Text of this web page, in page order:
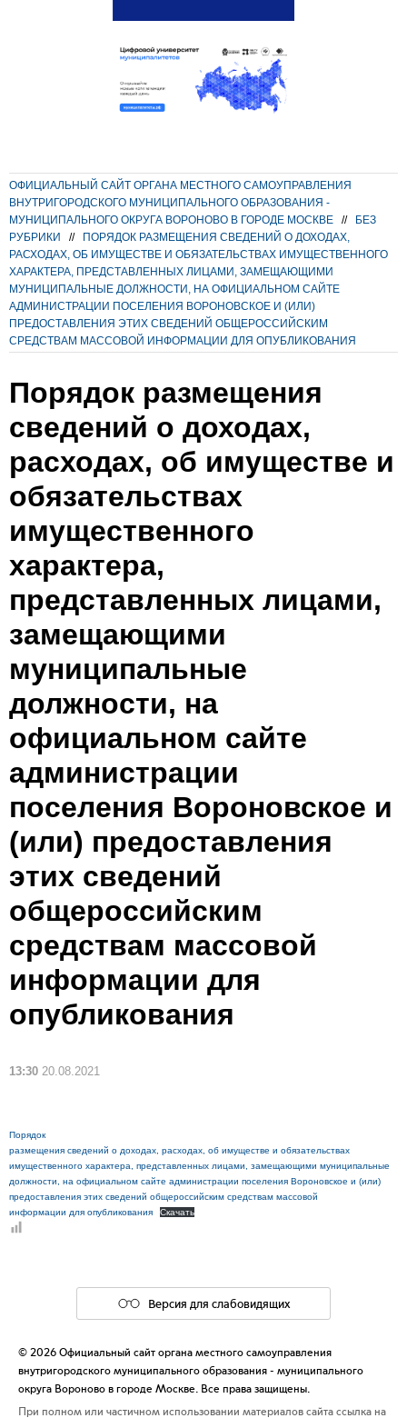
ОФИЦИАЛЬНЫЙ САЙТ ОРГАНА МЕСТНОГО САМОУПРАВЛЕНИЯ
ВНУТРИГОРОДСКОГО МУНИЦИПАЛЬНОГО ОБРАЗОВАНИЯ -
МУНИЦИПАЛЬНОГО ОКРУГА ВОРОНОВО В ГОРОДЕ МОСКВЕ
//
БЕЗ
РУБРИКИ
//
ПОРЯДОК РАЗМЕЩЕНИЯ СВЕДЕНИЙ О ДОХОДАХ,
РАСХОДАХ, ОБ ИМУЩЕСТВЕ И ОБЯЗАТЕЛЬСТВАХ ИМУЩЕСТВЕННОГО
ХАРАКТЕРА, ПРЕДСТАВЛЕННЫХ ЛИЦАМИ, ЗАМЕЩАЮЩИМИ
МУНИЦИПАЛЬНЫЕ ДОЛЖНОСТИ, НА ОФИЦИАЛЬНОМ САЙТЕ
АДМИНИСТРАЦИИ ПОСЕЛЕНИЯ ВОРОНОВСКОЕ И (ИЛИ)
ПРЕДОСТАВЛЕНИЯ ЭТИХ СВЕДЕНИЙ ОБЩЕРОССИЙСКИМ
СРЕДСТВАМ МАССОВОЙ ИНФОРМАЦИИ ДЛЯ ОПУБЛИКОВАНИЯ
Порядок размещения
сведений о доходах,
расходах, об имуществе и
обязательствах
имущественного
характера,
представленных лицами,
замещающими
муниципальные
должности, на
официальном сайте
администрации
поселения Вороновское и
(или) предоставления
этих сведений
общероссийским
средствам массовой
информации для
опубликования
13:30 20.08.2021
Порядок
размещения сведений о доходах, расходах, об имуществе и обязательствах
имущественного характера, представленных лицами, замещающими муниципальные
должности, на официальном сайте администрации поселения Вороновское и (или)
предоставления этих сведений общероссийским средствам массовой
информации для опубликования
Скачать
Версия для слабовидящих
© 2026 Официальный сайт органа местного самоуправления
внутригородского муниципального образования - муниципального
округа Вороново в городе Москве. Все права защищены.
При полном или частичном использовании материалов сайта ссылка на